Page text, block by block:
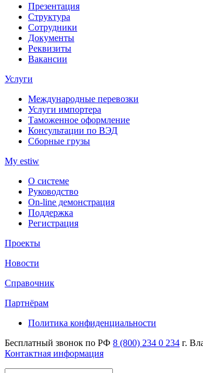
Презентация
Структура
Сотрудники
Документы
Реквизиты
Вакансии
Услуги
Международные перевозки
Услуги импортера
Таможенное оформление
Консультации по ВЭД
Сборные грузы
My estiw
О системе
Руководство
On-line демонстрация
Поддержка
Регистрация
Проекты
Новости
Справочник
Партнёрам
Политика конфиденциальности
Бесплатный звонок по РФ 8 (800) 234 0 234 г.
Контактная информация